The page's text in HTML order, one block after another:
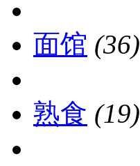
面馆 (36)
熟食 (19)